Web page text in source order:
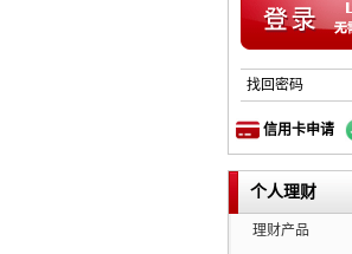
找回密码
信用卡申请
个人理财
理财产品